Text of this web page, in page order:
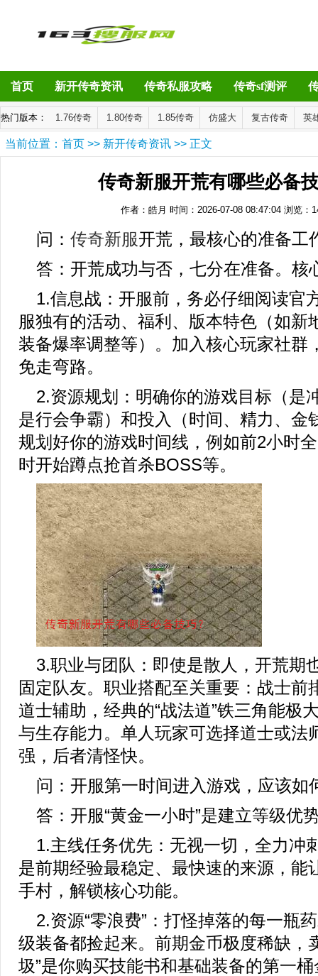
首页 新开传奇资讯 传奇私服攻略 传奇sf测评
热门版本： 1.76传奇 1.80传奇 1.85传奇 仿盛大 复古传奇 英
当前位置： 首页 >> 新开传奇资讯 >> 正文
传奇新服开荒有哪些必备
作者：皓月 时间：2026-07-08 08:47:04 浏览：
问： 传奇新服开荒，最核心的准备工
答：开荒成功与否，七分在准备。核
1.信息战：开服前，务必仔细阅读官
服独有的活动、福利、版本特色（如新
装备爆率调整等）。加入核心玩家社群
免走弯路。
2.资源规划：明确你的游戏目标（是
是行会争霸）和投入（时间、精力、金
规划好你的游戏时间线，例如前2小时
时开始蹲点抢首杀BOSS等。
3.职业与团队：即使是散人，开荒期
固定队友。职业搭配至关重要：战士前
道士辅助，经典的“战法道”铁三角能极
与生存能力。单人玩家可选择道士或法
强，后者清怪快。
问：开服第一时间进入游戏，应该如
答：开服“黄金一小时”是建立等级优
1.主线任务优先：无视一切，全力冲
是前期经验最稳定、最快速的来源，能
手村，解锁核心功能。
2.资源“零浪费”：打怪掉落的每一瓶
级装备都捡起来。前期金币极度稀缺，
圾”是你购买技能书和基础装备的第一